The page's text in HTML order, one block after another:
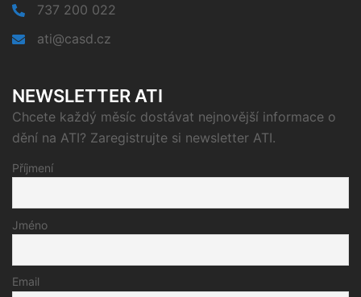
737 200 022
ati@casd.cz
NEWSLETTER ATI
Chcete každý měsíc dostávat nejnovější informace o
dění na ATI? Zaregistrujte si newsletter ATI.
Příjmení
Jméno
Email